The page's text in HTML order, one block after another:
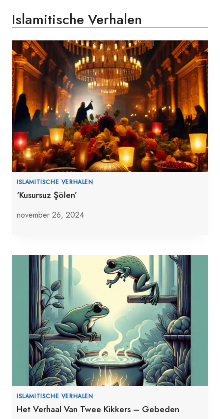
Islamitische Verhalen
ISLAMITISCHE VERHALEN
‘Kusursuz Şölen’
november 26, 2024
ISLAMITISCHE VERHALEN
Het Verhaal Van Twee Kikkers – Gebeden